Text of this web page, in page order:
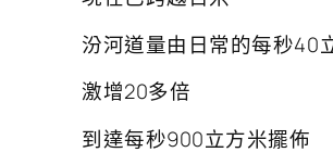
汾河道量由日常的每秒40
激增20多倍
到達每秒900立方米擺佈